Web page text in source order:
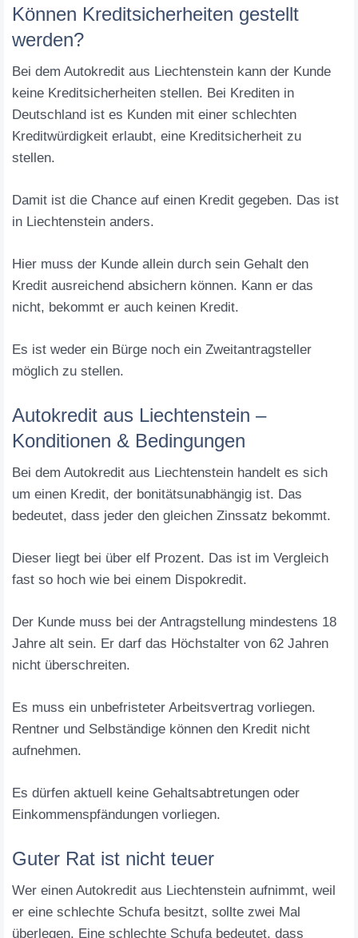
Können Kreditsicherheiten gestellt
werden?
Bei dem Autokredit aus Liechtenstein kann der Kunde
keine Kreditsicherheiten stellen. Bei Krediten in
Deutschland ist es Kunden mit einer schlechten
Kreditwürdigkeit erlaubt, eine Kreditsicherheit zu
stellen.
Damit ist die Chance auf einen Kredit gegeben. Das ist
in Liechtenstein anders.
Hier muss der Kunde allein durch sein Gehalt den
Kredit ausreichend absichern können. Kann er das
nicht, bekommt er auch keinen Kredit.
Es ist weder ein Bürge noch ein Zweitantragsteller
möglich zu stellen.
Autokredit aus Liechtenstein –
Konditionen & Bedingungen
Bei dem Autokredit aus Liechtenstein handelt es sich
um einen Kredit, der bonitätsunabhängig ist. Das
bedeutet, dass jeder den gleichen Zinssatz bekommt.
Dieser liegt bei über elf Prozent. Das ist im Vergleich
fast so hoch wie bei einem Dispokredit.
Der Kunde muss bei der Antragstellung mindestens 18
Jahre alt sein. Er darf das Höchstalter von 62 Jahren
nicht überschreiten.
Es muss ein unbefristeter Arbeitsvertrag vorliegen.
Rentner und Selbständige können den Kredit nicht
aufnehmen.
Es dürfen aktuell keine Gehaltsabtretungen oder
Einkommenspfändungen vorliegen.
Guter Rat ist nicht teuer
Wer einen Autokredit aus Liechtenstein aufnimmt, weil
er eine schlechte Schufa besitzt, sollte zwei Mal
überlegen. Eine schlechte Schufa bedeutet, dass